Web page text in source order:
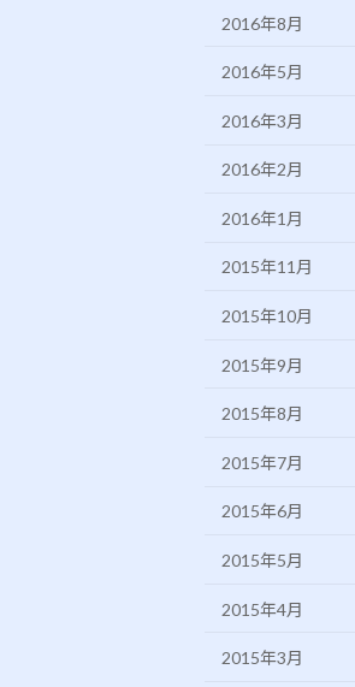
2016年8月
2016年5月
2016年3月
2016年2月
2016年1月
2015年11月
2015年10月
2015年9月
2015年8月
2015年7月
2015年6月
2015年5月
2015年4月
2015年3月